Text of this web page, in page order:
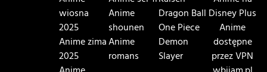
wiosna
2025
Anime zima
2025
Anime
shounen
Anime
romans
Dragon Ball
One Piece
Demon
Slayer
Disney Plus
Anime
dostępne
przez VPN